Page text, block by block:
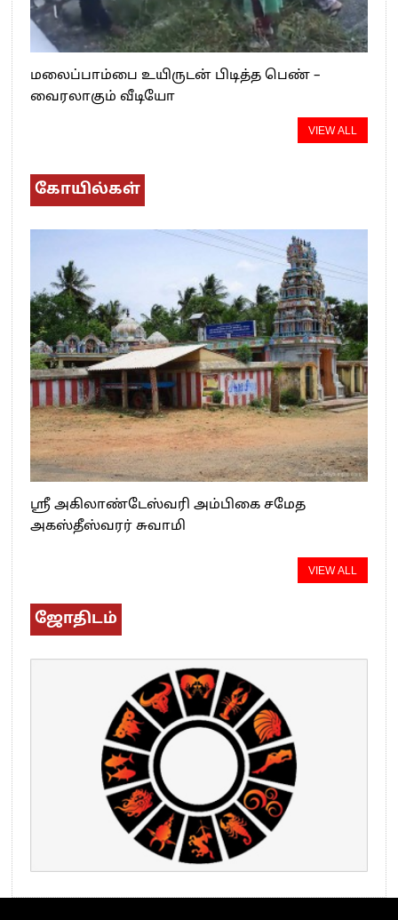
மலைப்பாம்பை உயிருடன் பிடித்த பெண் –
வைரலாகும் வீடியோ
VIEW ALL
கோயில்கள்
ஸ்ரீ அகிலாண்டேஸ்வரி அம்பிகை சமேத
அகஸ்தீஸ்வரர் சுவாமி
VIEW ALL
ஜோதிடம்